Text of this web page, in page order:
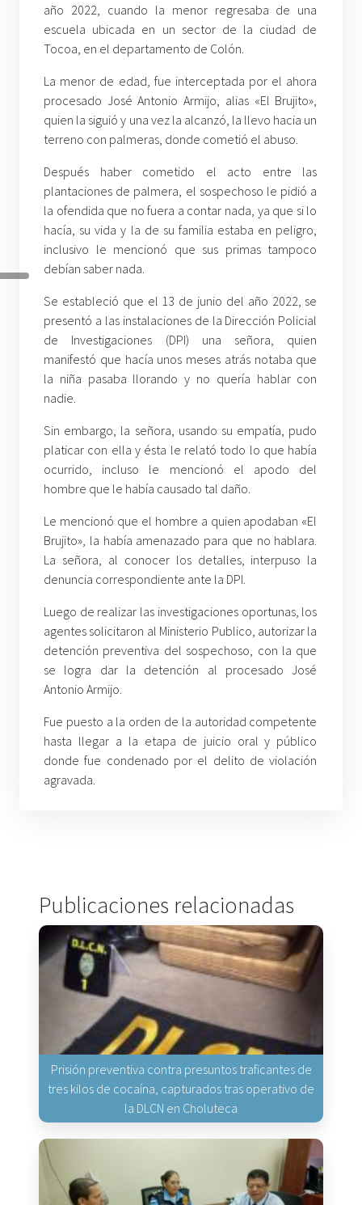
año 2022, cuando la menor regresaba de una
escuela ubicada en un sector de la ciudad de
Tocoa, en el departamento de Colón.
La menor de edad, fue interceptada por el ahora
procesado José Antonio Armijo, alias «El Brujito»,
quien la siguió y una vez la alcanzó, la llevo hacia un
terreno con palmeras, donde cometió el abuso.
Después haber cometido el acto entre las
plantaciones de palmera, el sospechoso le pidió a
la ofendida que no fuera a contar nada, ya que si lo
hacía, su vida y la de su familia estaba en peligro,
inclusivo le mencionó que sus primas tampoco
debían saber nada.
Se estableció que el 13 de junio del año 2022, se
presentó a las instalaciones de la Dirección Policial
de Investigaciones (DPI) una señora, quien
manifestó que hacía unos meses atrás notaba que
la niña pasaba llorando y no quería hablar con
nadie.
Sin embargo, la señora, usando su empatía, pudo
platicar con ella y ésta le relató todo lo que había
ocurrido, incluso le mencionó el apodo del
hombre que le había causado tal daño.
Le mencionó que el hombre a quien apodaban «El
Brujito», la había amenazado para que no hablara.
La señora, al conocer los detalles, interpuso la
denuncia correspondiente ante la DPI.
Luego de realizar las investigaciones oportunas, los
agentes solicitaron al Ministerio Publico, autorizar la
detención preventiva del sospechoso, con la que
se logra dar la detención al procesado José
Antonio Armijo.
Fue puesto a la orden de la autoridad competente
hasta llegar a la etapa de juicio oral y público
donde fue condenado por el delito de violación
agravada.
Publicaciones relacionadas
Prisión preventiva contra presuntos traficantes de
tres kilos de cocaína, capturados tras operativo de
la DLCN en Choluteca